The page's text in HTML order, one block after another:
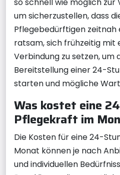
um sicherzustellen, dass
Pflegebedürftigen zeitnah
ratsam, sich frühzeitig mit
Verbindung zu setzen, um
Bereitstellung einer 24-
starten und mögliche
Was kostet eine
Pflegekraft im
Die Kosten für eine 24-
Monat können je nach
und individuellen